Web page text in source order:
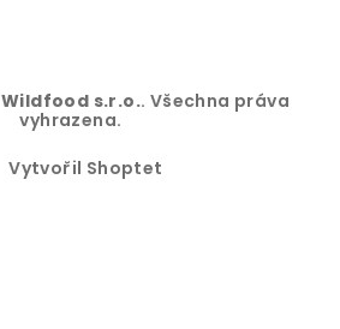
Wildfood s.r.o.. Všechna práva
vyhrazena.
Vytvořil Shoptet